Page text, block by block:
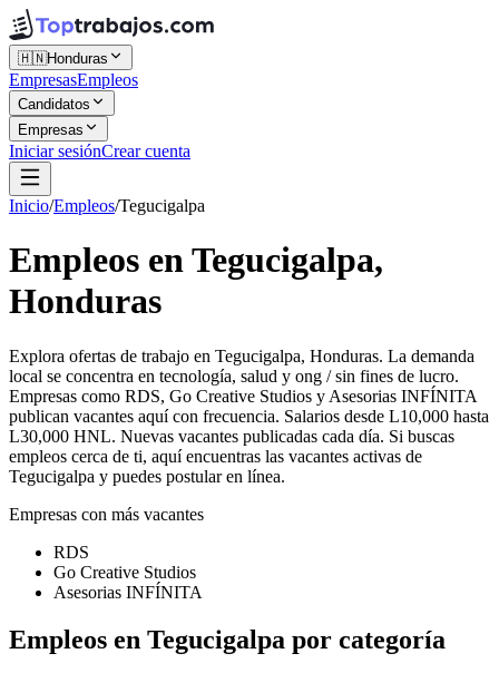
🇭🇳Honduras
EmpresasEmpleos
Candidatos
Empresas
Iniciar sesiónCrear cuenta
Inicio/Empleos/Tegucigalpa
Empleos en Tegucigalpa,
Honduras
Explora ofertas de trabajo en Tegucigalpa, Honduras. La demanda
local se concentra en tecnología, salud y ong / sin fines de lucro.
Empresas como RDS, Go Creative Studios y Asesorias INFÍNITA
publican vacantes aquí con frecuencia. Salarios desde L10,000 hasta
L30,000 HNL. Nuevas vacantes publicadas cada día. Si buscas
empleos cerca de ti, aquí encuentras las vacantes activas de
Tegucigalpa y puedes postular en línea.
Empresas con más vacantes
RDS
Go Creative Studios
Asesorias INFÍNITA
Empleos en Tegucigalpa por categoría